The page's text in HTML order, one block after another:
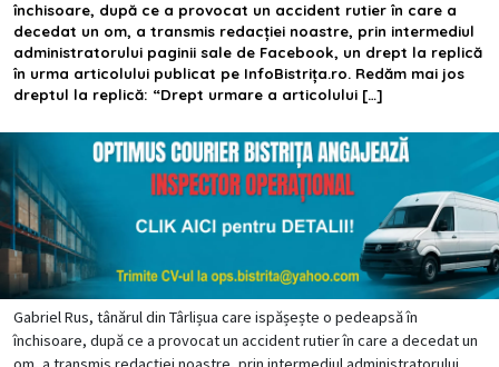
închisoare, după ce a provocat un accident rutier în care a
decedat un om, a transmis redacției noastre, prin intermediul
administratorului paginii sale de Facebook, un drept la replică
în urma articolului publicat pe InfoBistrița.ro. Redăm mai jos
dreptul la replică: “Drept urmare a articolului […]
Gabriel Rus, tânărul din Târlișua care ispășește o pedeapsă în
închisoare, după ce a provocat un accident rutier în care a decedat un